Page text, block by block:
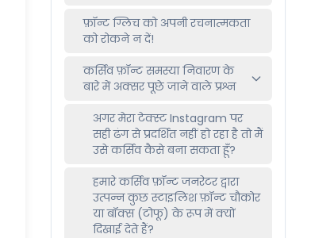
फ़ॉन्ट ग्लिच को अपनी रचनात्मकता
को रोकने न दें!
कर्सिव फ़ॉन्ट समस्या निवारण के
बारे में अक्सर पूछे जाने वाले प्रश्न
अगर मेरा टेक्स्ट Instagram पर
सही ढंग से प्रदर्शित नहीं हो रहा है तो मैं
उसे कर्सिव कैसे बना सकता हूँ?
हमारे कर्सिव फ़ॉन्ट जनरेटर द्वारा
उत्पन्न कुछ स्टाइलिश फ़ॉन्ट चौकोर
या बॉक्स (टोफू) के रूप में क्यों
दिखाई देते हैं?